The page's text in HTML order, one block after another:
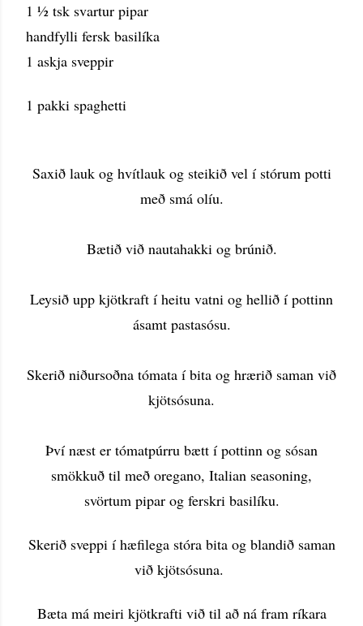
1 ½ tsk svartur pipar
handfylli fersk basilíka
1 askja sveppir
1 pakki spaghetti
Saxið lauk og hvítlauk og steikið vel í stórum potti
með smá olíu.
Bætið við nautahakki og brúnið.
Leysið upp kjötkraft í heitu vatni og hellið í pottinn
ásamt pastasósu.
Skerið niðursoðna tómata í bita og hrærið saman við
kjötsósuna.
Því næst er tómatpúrru bætt í pottinn og sósan
smökkuð til með oregano, Italian seasoning,
svörtum pipar og ferskri basilíku.
Skerið sveppi í hæfilega stóra bita og blandið saman
við kjötsósuna.
Bæta má meiri kjötkrafti við til að ná fram ríkara